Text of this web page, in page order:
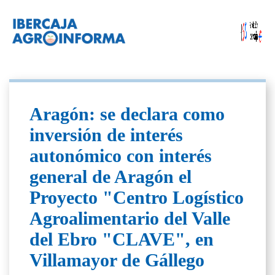
Aragón: se declara como
inversión de interés
autonómico con interés
general de Aragón el
Proyecto "Centro Logístico
Agroalimentario del Valle
del Ebro "CLAVE", en
Villamayor de Gállego